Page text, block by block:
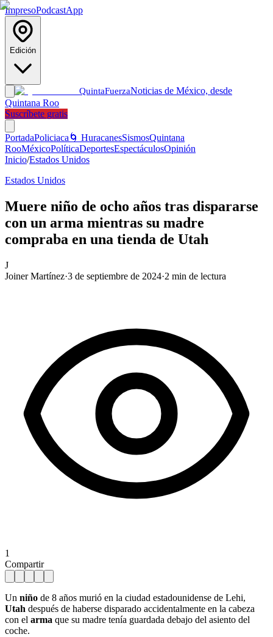
ImpresoPodcastApp
Edición
QuintaFuerzaNoticias de México, desde
Quintana Roo
Suscríbete gratis
PortadaPoliciaca 🌀 HuracanesSismosQuintana
RooMéxicoPolíticaDeportesEspectáculosOpinión
Inicio/Estados Unidos
Estados Unidos
Muere niño de ocho años tras dispararse
con un arma mientras su madre
compraba en una tienda de Utah
J
Joiner Martínez·3 de septiembre de 2024·2 min de lectura
1
Compartir
Un niño de 8 años murió en la ciudad estadounidense de Lehi,
Utah después de haberse disparado accidentalmente en la cabeza
con el arma que su madre tenía guardada debajo del asiento del
coche.